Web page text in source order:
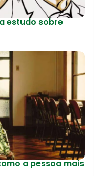
estudo sobre
a pessoa mais